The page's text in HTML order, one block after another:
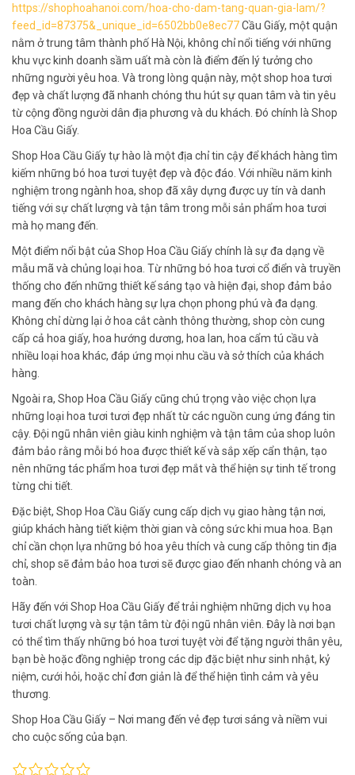
https://shophoahanoi.com/hoa-cho-dam-tang-quan-gia-lam/?
feed_id=87375&_unique_id=6502bb0e8ec77Cầu Giấy, một quận
nằm ở trung tâm thành phố Hà Nội, không chỉ nổi tiếng với những
khu vực kinh doanh sầm uất mà còn là điểm đến lý tưởng cho
những người yêu hoa. Và trong lòng quận này, một shop hoa tươi
đẹp và chất lượng đã nhanh chóng thu hút sự quan tâm và tin yêu
từ cộng đồng người dân địa phương và du khách. Đó chính là Shop
Hoa Cầu Giấy.
Shop Hoa Cầu Giấy tự hào là một địa chỉ tin cậy để khách hàng tìm
kiếm những bó hoa tươi tuyệt đẹp và độc đáo. Với nhiều năm kinh
nghiệm trong ngành hoa, shop đã xây dựng được uy tín và danh
tiếng với sự chất lượng và tận tâm trong mỗi sản phẩm hoa tươi
mà họ mang đến.
Một điểm nổi bật của Shop Hoa Cầu Giấy chính là sự đa dạng về
mẫu mã và chủng loại hoa. Từ những bó hoa tươi cổ điển và truyền
thống cho đến những thiết kế sáng tạo và hiện đại, shop đảm bảo
mang đến cho khách hàng sự lựa chọn phong phú và đa dạng.
Không chỉ dừng lại ở hoa cắt cành thông thường, shop còn cung
cấp cả hoa giấy, hoa hướng dương, hoa lan, hoa cẩm tú cầu và
nhiều loại hoa khác, đáp ứng mọi nhu cầu và sở thích của khách
hàng.
Ngoài ra, Shop Hoa Cầu Giấy cũng chú trọng vào việc chọn lựa
những loại hoa tươi tươi đẹp nhất từ các nguồn cung ứng đáng tin
cậy. Đội ngũ nhân viên giàu kinh nghiệm và tận tâm của shop luôn
đảm bảo rằng mỗi bó hoa được thiết kế và sắp xếp cẩn thận, tạo
nên những tác phẩm hoa tươi đẹp mắt và thể hiện sự tinh tế trong
từng chi tiết.
Đặc biệt, Shop Hoa Cầu Giấy cung cấp dịch vụ giao hàng tận nơi,
giúp khách hàng tiết kiệm thời gian và công sức khi mua hoa. Bạn
chỉ cần chọn lựa những bó hoa yêu thích và cung cấp thông tin địa
chỉ, shop sẽ đảm bảo hoa tươi sẽ được giao đến nhanh chóng và an
toàn.
Hãy đến với Shop Hoa Cầu Giấy để trải nghiệm những dịch vụ hoa
tươi chất lượng và sự tận tâm từ đội ngũ nhân viên. Đây là nơi bạn
có thể tìm thấy những bó hoa tươi tuyệt vời để tặng người thân yêu,
bạn bè hoặc đồng nghiệp trong các dịp đặc biệt như sinh nhật, kỷ
niệm, cưới hỏi, hoặc chỉ đơn giản là để thể hiện tình cảm và yêu
thương.
Shop Hoa Cầu Giấy – Nơi mang đến vẻ đẹp tươi sáng và niềm vui
cho cuộc sống của bạn.